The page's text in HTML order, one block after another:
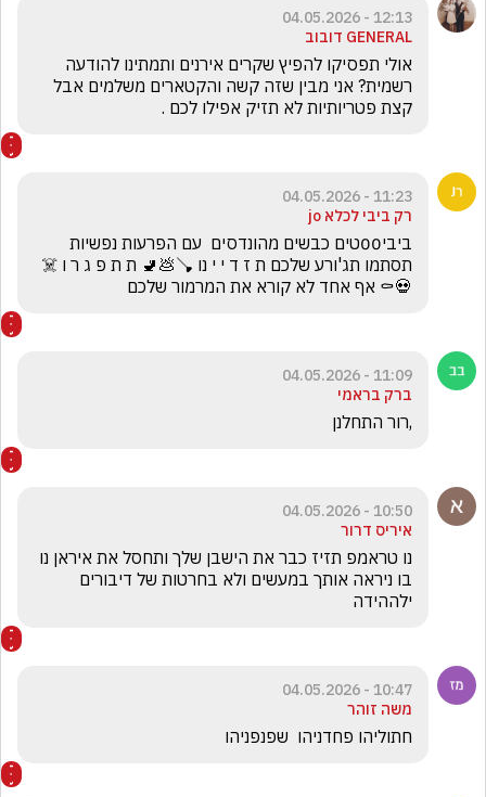
12:13 - 04.05.2026
GENERAL דובוב
קצת פטריותיות לא תזיק אפילו לכם .
11:23 - 04.05.2026
רק ביבי לכלא jo
תסתמו תג'ורע שלכם ת ז ד י י נו 🪠💩🚽 ת ת פ ג ר ו ☠️
💀⚰️ אף אחד לא קורא את המרמור שלכם
11:09 - 04.05.2026
ברק בראמי
,רור התחלנן
10:50 - 04.05.2026
איריס דרור
ילההידה
10:47 - 04.05.2026
משה זוהר
חתוליהו פחדניהו  שפנפניהו